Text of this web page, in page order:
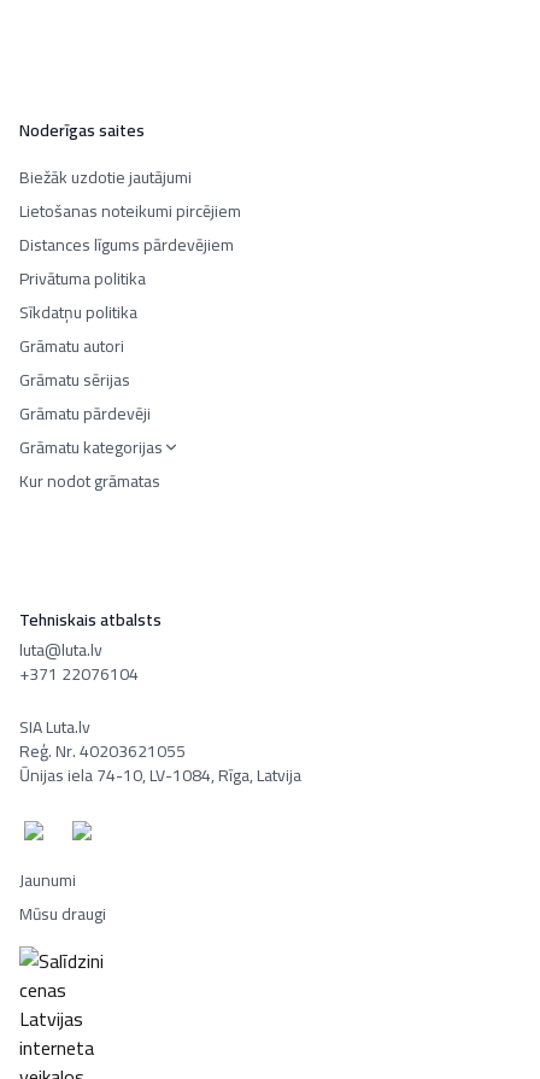
Noderīgas saites
Biežāk uzdotie jautājumi
Lietošanas noteikumi pircējiem
Distances līgums pārdevējiem
Privātuma politika
Sīkdatņu politika
Grāmatu autori
Grāmatu sērijas
Grāmatu pārdevēji
Grāmatu kategorijas
Kur nodot grāmatas
Tehniskais atbalsts
luta@luta.lv
+371 22076104
SIA Luta.lv
Reģ. Nr. 40203621055
Ūnijas iela 74-10, LV-1084, Rīga, Latvija
Jaunumi
Mūsu draugi